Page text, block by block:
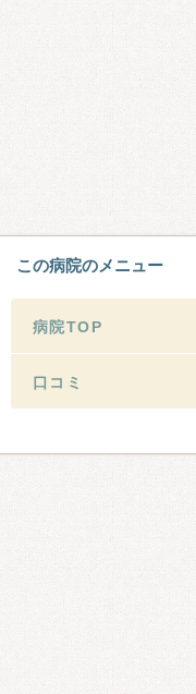
この病院のメニュー
病院TOP
口コミ